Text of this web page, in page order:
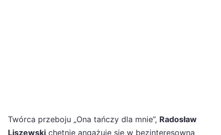
Twórca przeboju „Ona tańczy dla mnie”, Radosław
Liszewski chętnie angażuje się w bezinteresowną